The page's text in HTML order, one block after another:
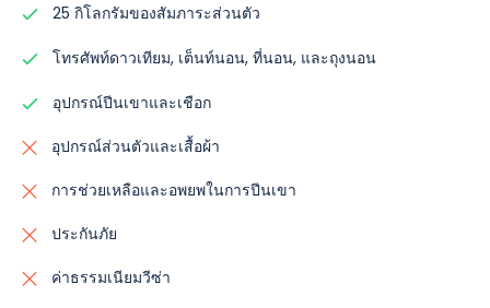
25 กิโลกรัมของสัมภาระส่วนตัว
โทรศัพท์ดาวเทียม, เต็นท์นอน, ที่นอน, และถุงนอน
อุปกรณ์ปีนเขาและเชือก
อุปกรณ์ส่วนตัวและเสื้อผ้า
การช่วยเหลือและอพยพในการปีนเขา
ประกันภัย
ค่าธรรมเนียมวีซ่า